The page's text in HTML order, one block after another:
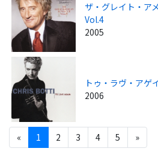
ザ・グレイト・ア
Vol.4
2005
トゥ・ラヴ・アゲ
2006
« 1 2 3 4 5 »